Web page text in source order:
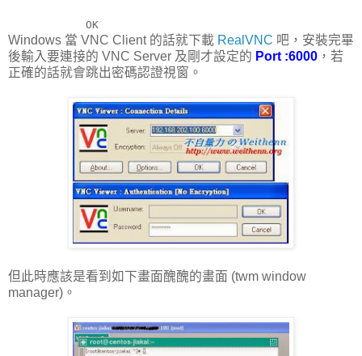
OK
Windows 當 VNC Client 的話就下載 RealVNC 吧，安裝完畢
後輸入要連接的 VNC Server 及剛才設定的 Port :6000 ，若
正確的話就會跳出密碼認證視窗。
但此時應該是看到如下畫面醜醜的畫面 (twm window
manager)。